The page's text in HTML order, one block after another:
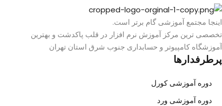
اینجا مجتمع آموزشی گام برتر است.
تخصصی ترین مرکز آموزش نرم افزار در قلب پاکدشت و بهترین
آموزشگاه کامپیوتر و حسابداری جنوب شرق استان تهران
پرطرفدارها
دوره آموزشی کورل
دوره آموزشی ورد